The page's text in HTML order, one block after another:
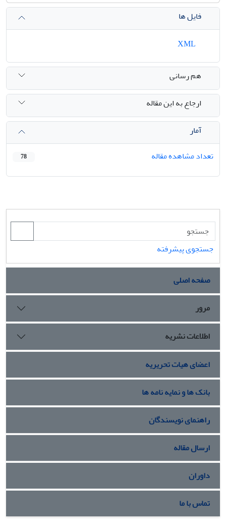
فایل ها
هم رسانی
ارجاع به این مقاله
آمار
تعداد مشاهده مقاله
78
جستجوی پیشرفته
صفحه اصلی
مرور
اطلاعات نشریه
اعضای هیات تحریریه
بانک ها و نمایه نامه ها
راهنمای نویسندگان
ارسال مقاله
داوران
تماس با ما